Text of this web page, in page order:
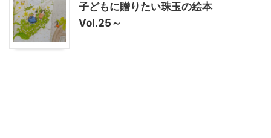
子どもに贈りたい珠玉の絵本
Vol.25～